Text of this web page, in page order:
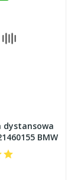
dystansowa
BMW